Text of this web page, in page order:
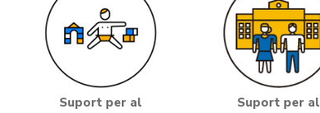
Suport per al
Suport per al